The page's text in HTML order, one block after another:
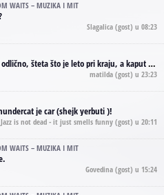
WAITS – MUZIKA I MIT
Slagalica (gost) u 08:23
pri kraju, a kaput koji te vervoatno podseća na pirotski ćilim je iz tradicije Navaho indijanaca ;)
matilda (gost) u 23:23
je car (shejk yerbuti )!
Jazz is not dead - it just smells funny (gost) u 20:11
WAITS – MUZIKA I MIT
Govedina (gost) u 15:24